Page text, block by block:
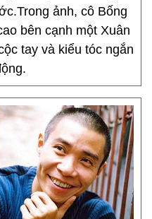
ảnh, cô Bống
bên cạnh một Xuân
tay và kiểu tóc ngắn